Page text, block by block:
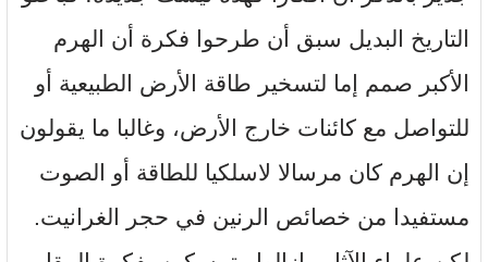
التاريخ البديل سبق أن طرحوا فكرة أن الهرم
الأكبر صمم إما لتسخير طاقة الأرض الطبيعية أو
للتواصل مع كائنات خارج الأرض، وغالبا ما يقولون
إن الهرم كان مرسالا لاسلكيا للطاقة أو الصوت
مستفيدا من خصائص الرنين في حجر الغرانيت.